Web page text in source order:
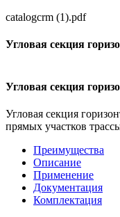
catalogcrm (1).pdf
Угловая секция
Угловая секция
Угловая секция
прямых участков
Преимущества
Описание
Применение
Документация
Комплектация